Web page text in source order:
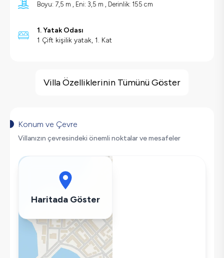
Boyu: 7,5 m , Eni: 3,5 m , Derinlik: 155 cm
1. Yatak Odası
1 Çift kişilik yatak, 1. Kat
Barbekü
Korunaklı Havuz
Saç Kurutma Makinası
Çamaşır Makinesi
Tost Makinesi
Mikrodalga
Kettle
Villa Özelliklerinin Tümünü Göster
Konum ve Çevre
Villanızın çevresindeki önemli noktalar ve mesafeler
Haritada Göster